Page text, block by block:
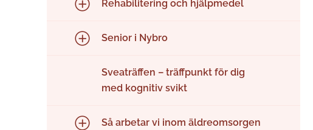
Rehabilitering och hjälpmedel
Senior i Nybro
Sveaträffen – träffpunkt för dig
med kognitiv svikt
Så arbetar vi inom äldreomsorgen